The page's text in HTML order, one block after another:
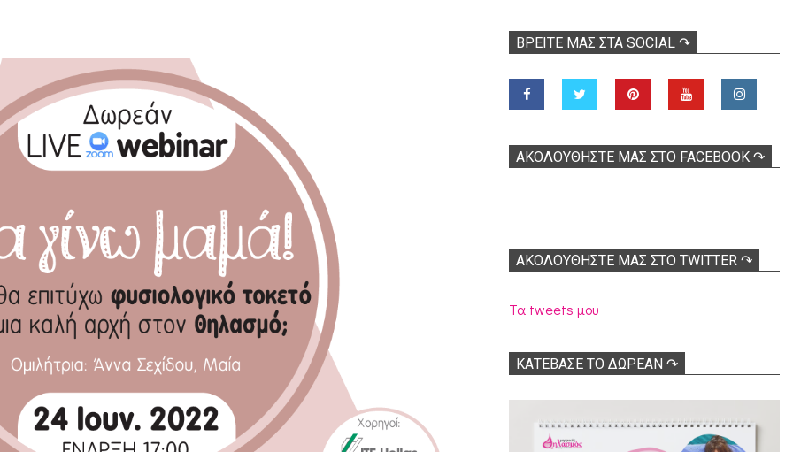
ΒΡΕΊΤΕ ΜΑΣ ΣΤΑ SOCIAL ↷
ΑΚΟΛOΥΘΉΣΤΕ ΜΑΣ ΣΤΟ FACEBOOK ↷
ΑΚΟΛΟΥΘΉΣΤΕ ΜΑΣ ΣΤΟ TWITTER ↷
Τα tweets μου
ΚΑΤΕΒΑΣΕ ΤΟ ΔΩΡΕΑΝ ↷